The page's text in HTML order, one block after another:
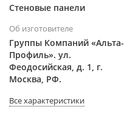
Стеновые панели
Об изготовителе
Группы Компаний «Альта-
Профиль». ул.
Феодосийская, д. 1, г.
Москва, РФ.
Все характеристики